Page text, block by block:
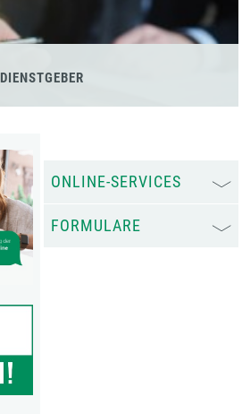
DIENSTGEBER
ONLINE-SERVICES
FORMULARE